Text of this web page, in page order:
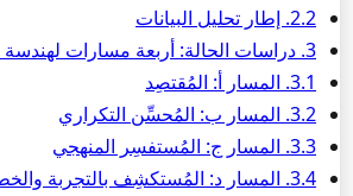
2.2. إطار تحليل البيانات
3. دراسات الحالة: أربعة مسارات لهندسة الأوامر
3.1. المسار أ: المُقتصِد
3.2. المسار ب: المُحسِّن التكراري
3.3. المسار ج: المُستفسِر المنهجي
3.4. المسار د: المُستكشِف بالتجربة والخطأ